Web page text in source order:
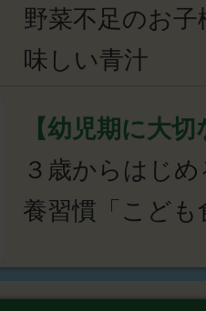
野菜不足のお
味しい青汁
【幼児期に大
３歳からはじ
養習慣「こども